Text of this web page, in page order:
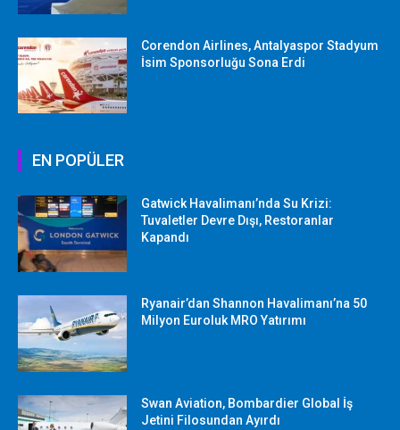
Corendon Airlines, Antalyaspor Stadyum
İsim Sponsorluğu Sona Erdi
EN POPÜLER
Gatwick Havalimanı’nda Su Krizi:
Tuvaletler Devre Dışı, Restoranlar
Kapandı
Ryanair’dan Shannon Havalimanı’na 50
Milyon Euroluk MRO Yatırımı
Swan Aviation, Bombardier Global İş
Jetini Filosundan Ayırdı